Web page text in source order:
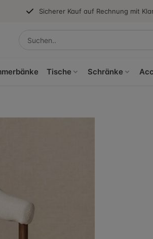
Sicherer Kauf auf Rechnung mit
Tische Schränke